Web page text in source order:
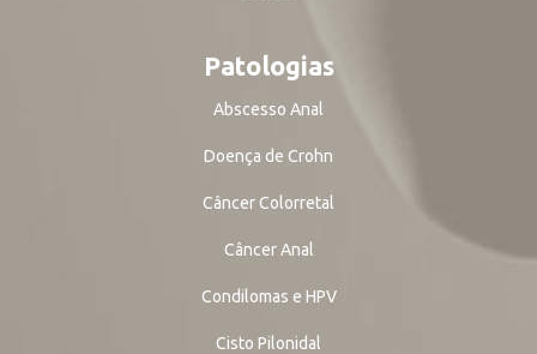
Patologias
Abscesso Anal
Doença de Crohn
Câncer Colorretal
Câncer Anal
Condilomas e HPV
Cisto Pilonidal